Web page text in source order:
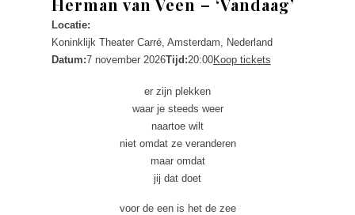
Locatie:
Koninklijk Theater Carré, Amsterdam, Nederland
Datum:7 november 2026Tijd:20:00Koop tickets
er zijn plekken
waar je steeds weer
naartoe wilt
niet omdat ze veranderen
maar omdat
jij dat doet
voor de een is het de zee